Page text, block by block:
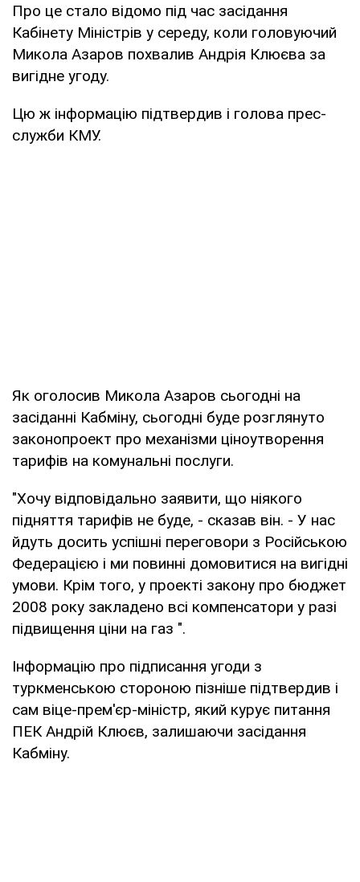
Про це стало відомо під час засідання
Кабінету Міністрів у середу, коли головуючий
Микола Азаров похвалив Андрія Клюєва за
вигідне угоду.
Цю ж інформацію підтвердив і голова прес-
служби КМУ.
Як оголосив Микола Азаров сьогодні на
засіданні Кабміну, сьогодні буде розглянуто
законопроект про механізми ціноутворення
тарифів на комунальні послуги.
"Хочу відповідально заявити, що ніякого
підняття тарифів не буде, - сказав він. - У нас
йдуть досить успішні переговори з Російською
Федерацією і ми повинні домовитися на вигідні
умови. Крім того, у проекті закону про бюджет
2008 року закладено всі компенсатори у разі
підвищення ціни на газ ".
Інформацію про підписання угоди з
туркменською стороною пізніше підтвердив і
сам віце-прем'єр-міністр, який курує питання
ПЕК Андрій Клюєв, залишаючи засідання
Кабміну.